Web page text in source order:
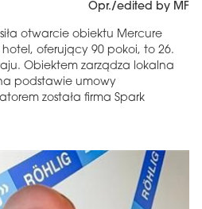
Opr./edited by MF
otwarcie obiektu Mercure
oferujący 90 pokoi, to 26.
Obiektem zarządza lokalna
podstawie umowy
została firma Spark